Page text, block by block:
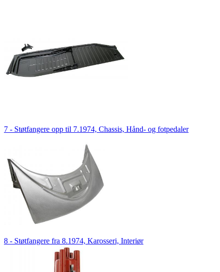
7 - Støtfangere opp til 7.1974, Chassis, Hånd- og fotpedaler
8 - Støtfangere fra 8.1974, Karosseri, Interiør